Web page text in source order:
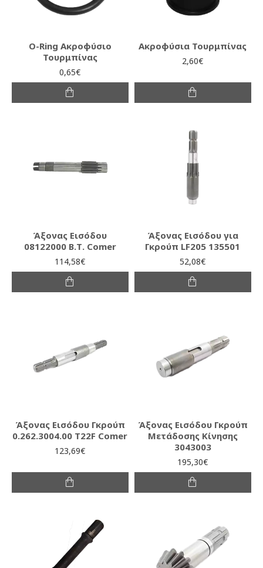
O-Ring Ακροφύσιο
Τουρμπίνας
0,65€
Ακροφύσια Τουρμπίνας
2,60€
Άξονας Εισόδου
08122000 Β.Τ. Comer
114,58€
Άξονας Εισόδου για
Γκρούπ LF205 135501
52,08€
Άξονας Εισόδου Γκρούπ
0.262.3004.00 T22F Comer
123,69€
Άξονας Εισόδου Γκρούπ
Μετάδοσης Κίνησης
3043003
195,30€